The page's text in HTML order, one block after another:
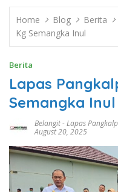
Home Blog Berita
Kg Semangka Inul
Berita
Lapas
Semangka Inul
Belangit-Lapas
August 20, 2025